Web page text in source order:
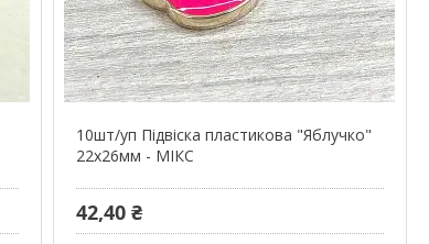
10шт/уп Підвіска пластикова "Яблучко"
22х26мм - МІКС
42,40 ₴